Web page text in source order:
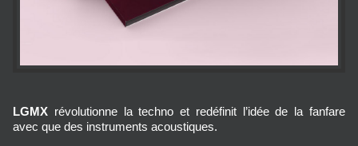
LGMX révolutionne la techno et redéfinit l’idée de la fanfare
avec que des instruments acoustiques.